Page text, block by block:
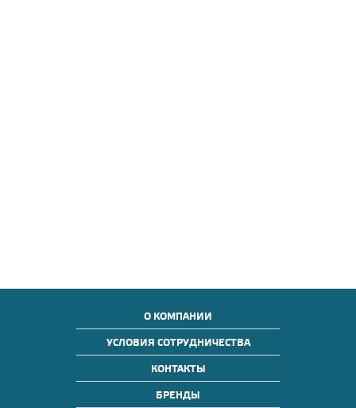
О КОМПАНИИ
УСЛОВИЯ СОТРУДНИЧЕСТВА
КОНТАКТЫ
БРЕНДЫ